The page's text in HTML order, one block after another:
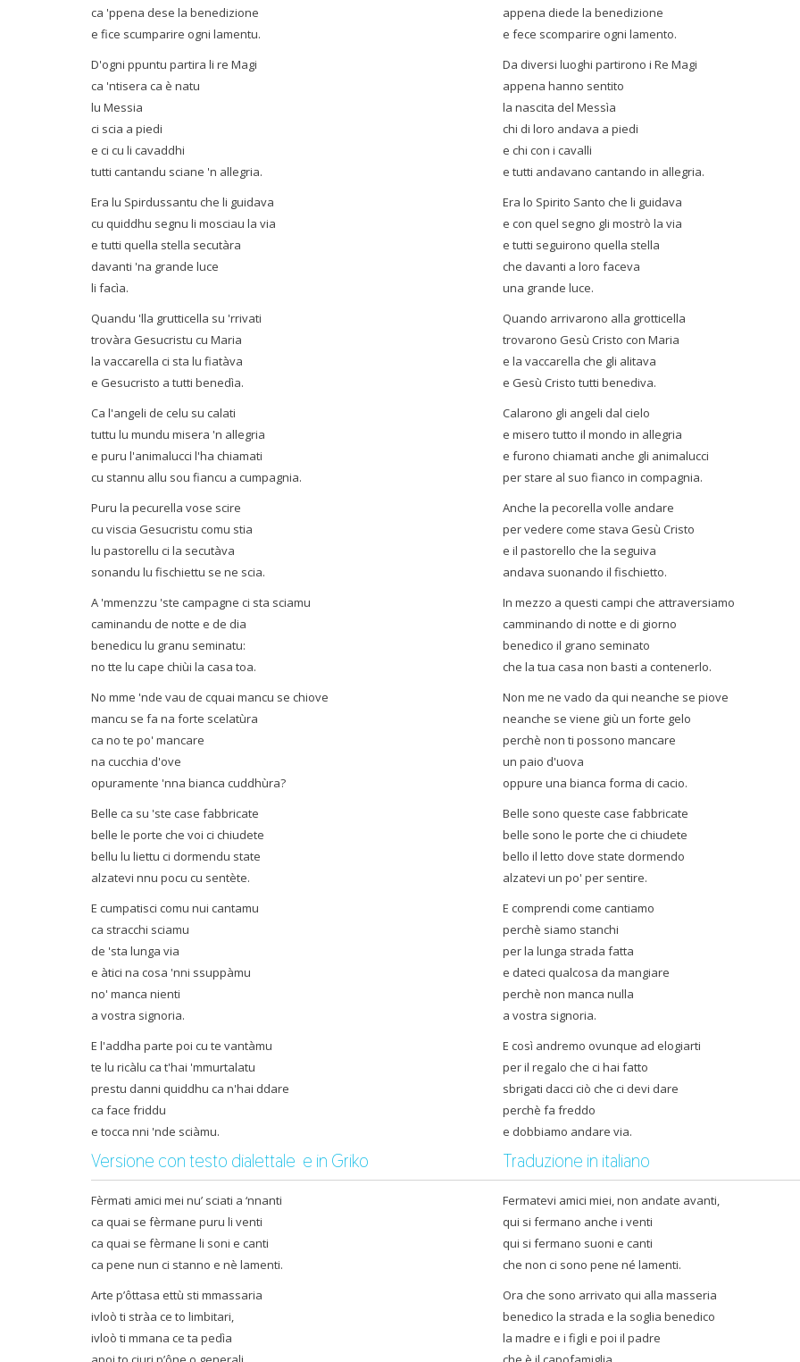
ca 'ppena dese la benedizione
e fice scumparire ogni lamentu.
D'ogni ppuntu partira li re Magi
ca 'ntisera ca è natu
lu Messia
ci scia a piedi
e ci cu li cavaddhi
tutti cantandu sciane 'n allegria.
Era lu Spirdussantu che li guidava
cu quiddhu segnu li mosciau la via
e tutti quella stella secutàra
davanti 'na grande luce
li facìa.
Quandu 'lla grutticella su 'rrivati
trovàra Gesucristu cu Maria
la vaccarella ci sta lu fiatàva
e Gesucristo a tutti benedìa.
Ca l'angeli de celu su calati
tuttu lu mundu misera 'n allegria
e puru l'animalucci l'ha chiamati
cu stannu allu sou fiancu a cumpagnia.
Puru la pecurella vose scire
cu viscia Gesucristu comu stia
lu pastorellu ci la secutàva
sonandu lu fischiettu se ne scia.
A 'mmenzzu 'ste campagne ci sta sciamu
caminandu de notte e de dia
benedicu lu granu seminatu:
no tte lu cape chiùi la casa toa.
No mme 'nde vau de cquai mancu se chiove
mancu se fa na forte scelatùra
ca no te po' mancare
na cucchia d'ove
opuramente 'nna bianca cuddhùra?
Belle ca su 'ste case fabbricate
belle le porte che voi ci chiudete
bellu lu liettu ci dormendu state
alzatevi nnu pocu cu sentète.
E cumpatisci comu nui cantamu
ca stracchi sciamu
de 'sta lunga via
e àtici na cosa 'nni ssuppàmu
no' manca nienti
a vostra signoria.
E l'addha parte poi cu te vantàmu
te lu ricàlu ca t'hai 'mmurtalatu
prestu danni quiddhu ca n'hai ddare
ca face friddu
e tocca nni 'nde sciàmu.
appena diede la benedizione
e fece scomparire ogni lamento.
Da diversi luoghi partirono i Re Magi
appena hanno sentito
la nascita del Messìa
chi di loro andava a piedi
e chi con i cavalli
e tutti andavano cantando in allegria.
Era lo Spirito Santo che li guidava
e con quel segno gli mostrò la via
e tutti seguirono quella stella
che davanti a loro faceva
una grande luce.
Quando arrivarono alla grotticella
trovarono Gesù Cristo con Maria
e la vaccarella che gli alitava
e Gesù Cristo tutti benediva.
Calarono gli angeli dal cielo
e misero tutto il mondo in allegria
e furono chiamati anche gli animalucci
per stare al suo fianco in compagnia.
Anche la pecorella volle andare
per vedere come stava Gesù Cristo
e il pastorello che la seguiva
andava suonando il fischietto.
In mezzo a questi campi che attraversiamo
camminando di notte e di giorno
benedico il grano seminato
che la tua casa non basti a contenerlo.
Non me ne vado da qui neanche se piove
neanche se viene giù un forte gelo
perchè non ti possono mancare
un paio d'uova
oppure una bianca forma di cacio.
Belle sono queste case fabbricate
belle sono le porte che ci chiudete
bello il letto dove state dormendo
alzatevi un po' per sentire.
E comprendi come cantiamo
perchè siamo stanchi
per la lunga strada fatta
e dateci qualcosa da mangiare
perchè non manca nulla
a vostra signoria.
E così andremo ovunque ad elogiarti
per il regalo che ci hai fatto
sbrigati dacci ciò che ci devi dare
perchè fa freddo
e dobbiamo andare via.
Versione con testo dialettale e in Griko Traduzione in italiano
Fèrmati amici mei nu’ sciati a ‘nnanti
ca quai se fèrmane puru li venti
ca quai se fèrmane li soni e canti
ca pene nun ci stanno e nè lamenti.
Arte p’ôttasa ettù sti mmassaria
ivloò ti stràa ce to limbitari,
ivloò ti mmana ce ta pedìa
Fermatevi amici miei, non andate avanti,
qui si fermano anche i venti
qui si fermano suoni e canti
che non ci sono pene né lamenti.
Ora che sono arrivato qui alla masseria
benedico la strada e la soglia benedico
la madre e i figli e poi il padre